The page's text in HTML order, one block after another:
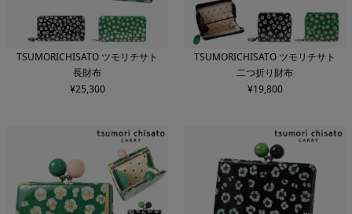
TSUMORICHISATO ツモリチサト
長財布
¥25,300
TSUMORICHISATO ツモリチサト
二つ折り財布
¥19,800